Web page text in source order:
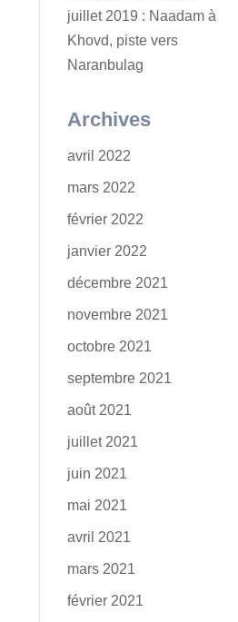
juillet 2019 : Naadam à
Khovd, piste vers
Naranbulag
Archives
avril 2022
mars 2022
février 2022
janvier 2022
décembre 2021
novembre 2021
octobre 2021
septembre 2021
août 2021
juillet 2021
juin 2021
mai 2021
avril 2021
mars 2021
février 2021